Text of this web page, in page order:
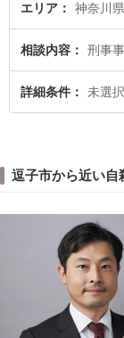
エリア 神奈川
相談内容 刑事
詳細条件 未選択
逗子市から近い自